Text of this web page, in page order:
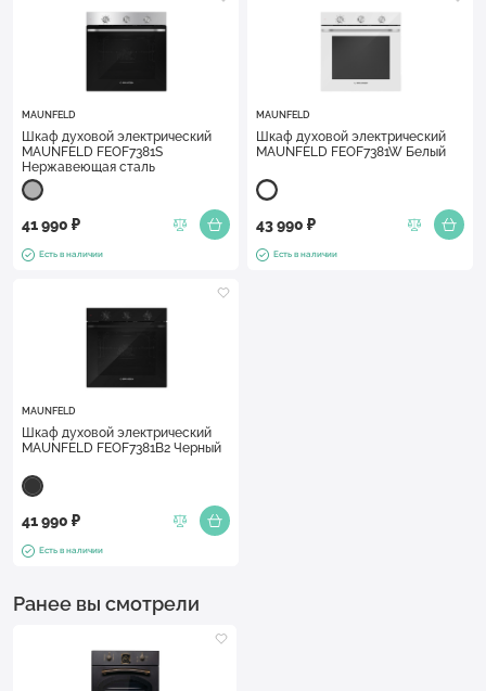
MAUNFELD
Шкаф духовой электрический
MAUNFELD FEOF7381S
Нержавеющая сталь
41 990 ₽
Есть в наличии
MAUNFELD
Шкаф духовой электрический
MAUNFELD FEOF7381W Белый
43 990 ₽
Есть в наличии
MAUNFELD
Шкаф духовой электрический
MAUNFELD FEOF7381B2 Черный
41 990 ₽
Есть в наличии
Ранее вы смотрели